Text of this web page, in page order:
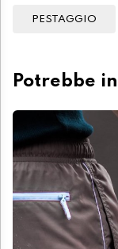
PESTAGGIO
Potrebbe